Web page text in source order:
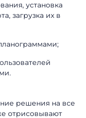
установка
загрузка их в
решения на все
отрисовывают